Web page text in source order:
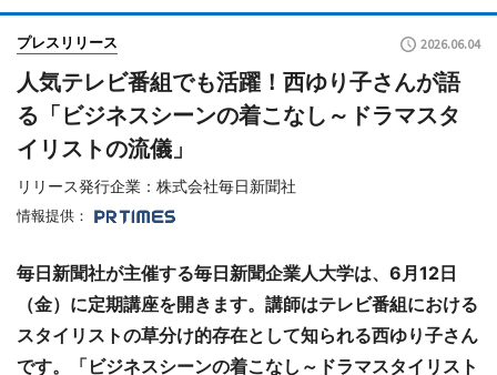
プレスリリース 2026.06.04
人気テレビ番組でも活躍！西ゆり子さんが語
る「ビジネスシーンの着こなし～ドラマスタ
イリストの流儀」
リリース発行企業：株式会社毎日新聞社
情報提供：
毎日新聞社が主催する毎日新聞企業人大学は、6月12日
（金）に定期講座を開きます。講師はテレビ番組における
スタイリストの草分け的存在として知られる西ゆり子さん
です。「ビジネスシーンの着こなし～ドラマスタイリスト